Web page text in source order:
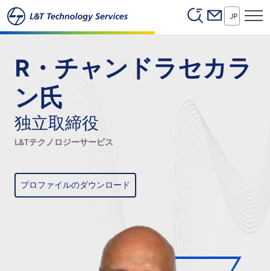
本文へスキップ Header
JP
R・チャンドラセカラ
ン氏
独立取締役
L&Tテクノロジーサービス
プロファイルのダウンロード